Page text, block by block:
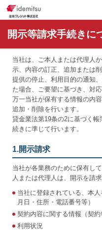
開示等請求手続きに
当社は、ご本人または代理人
示、内容の訂正、追加または
提供の停止、利用目的の通知
た場合、ご要望に基づき、対応
万一当社が保有する情報の内
追加・削除を行います。
貸金業法第19条の2に基づく
続きに準じて行います。
1.開示請求
当社が各業務のために保有し
人または代理人は、開示を請
当社に登録されている、本
月日・住所・電話番号等）
契約内容に関する情報（契約
利用状況